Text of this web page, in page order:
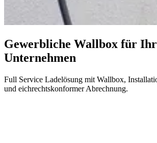
Gewerbliche Wallbox für Ihr
Unternehmen
Full Service Ladelösung mit Wallbox,
und eichrechtskonformer Abrechnung.